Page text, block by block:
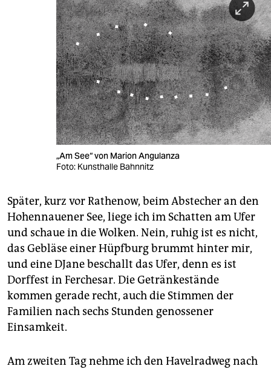
„Am See“ von Marion Angulanza
Foto: Kunsthalle Bahnnitz
Später, kurz vor Rathenow, beim Abstecher an den
Hohennauener See, liege ich im Schatten am Ufer
und schaue in die Wolken. Nein, ruhig ist es nicht,
das Gebläse einer Hüpfburg brummt hinter mir,
und eine DJane beschallt das Ufer, denn es ist
Dorffest in Ferchesar. Die Getränkestände
kommen gerade recht, auch die Stimmen der
Familien nach sechs Stunden genossener
Einsamkeit.
Am zweiten Tag nehme ich den Havelradweg nach